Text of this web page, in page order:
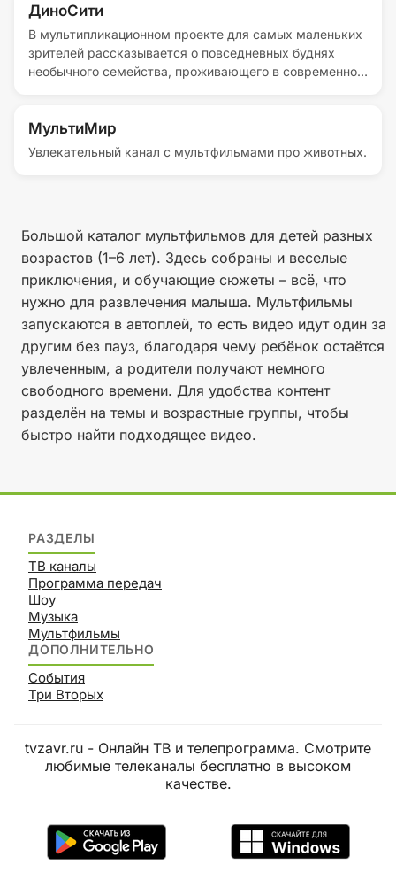
песенку о них, а также познакомятся с голодным
Тирексом и увидят, как он ищет себе пропитание.
Вместе с отважной машинкой Пикапчиком и командой
Следопытов ребята изучат кости динозавров и
раскроют множество интересных фактов из жизни
сборник подарит малышам новые знания и море
положительных эмоций!
ДиноСити
В мультипликационном проекте для самых маленьких
зрителей рассказывается о повседневных буднях
необычного семейства, проживающего в современном
Рики и его рассудительная сестра Тина, которые
постоянно стремятся понять устройство окружающей
действительности. Их пытливый ум порождает
объяснениям. Каждая новая идея или гипотеза
превращается для маленьких исследователей в
увлекательное путешествие, где они получают шанс
самостоятельно подтвердить или опровергнуть
собственные догадки опытным путем.
МультиМир
Увлекательный канал с мультфильмами про животных.
Большой каталог мультфильмов для детей разных
возрастов (1–6 лет). Здесь собраны и веселые
приключения, и обучающие сюжеты – всё, что
нужно для развлечения малыша. Мультфильмы
запускаются в автоплей, то есть видео идут один за
другим без пауз, благодаря чему ребёнок остаётся
увлеченным, а родители получают немного
свободного времени. Для удобства контент
разделён на темы и возрастные группы, чтобы
быстро найти подходящее видео.
РАЗДЕЛЫ
ТВ каналы
Программа передач
Шоу
Музыка
Мультфильмы
ДОПОЛНИТЕЛЬНО
События
Три Вторых
tvzavr.ru - Онлайн ТВ и телепрограмма. Смотрите
любимые телеканалы бесплатно в высоком
качестве.